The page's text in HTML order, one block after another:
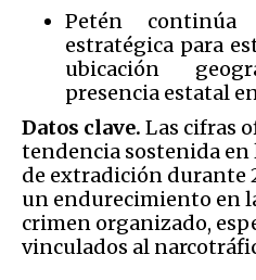
Petén
estratégica para
ubicación
presencia estatal
Datos clave. Las cifras
tendencia sostenida en
de extradición durante
un endurecimiento en
crimen organizado,
vinculados al